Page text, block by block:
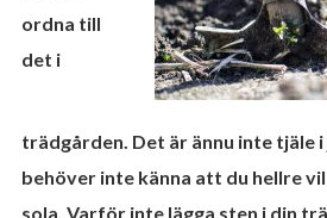
ordna till
det i
trädgården. Det är ännu inte tjäle
behöver inte känna att du hellre
sola. Varför inte lägga sten i din